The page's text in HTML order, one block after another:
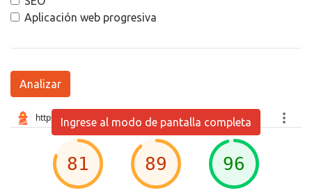
Aplicación web progresiva
Analizar
Ingrese al modo de pantalla completa